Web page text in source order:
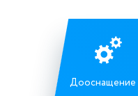
Дооснащение